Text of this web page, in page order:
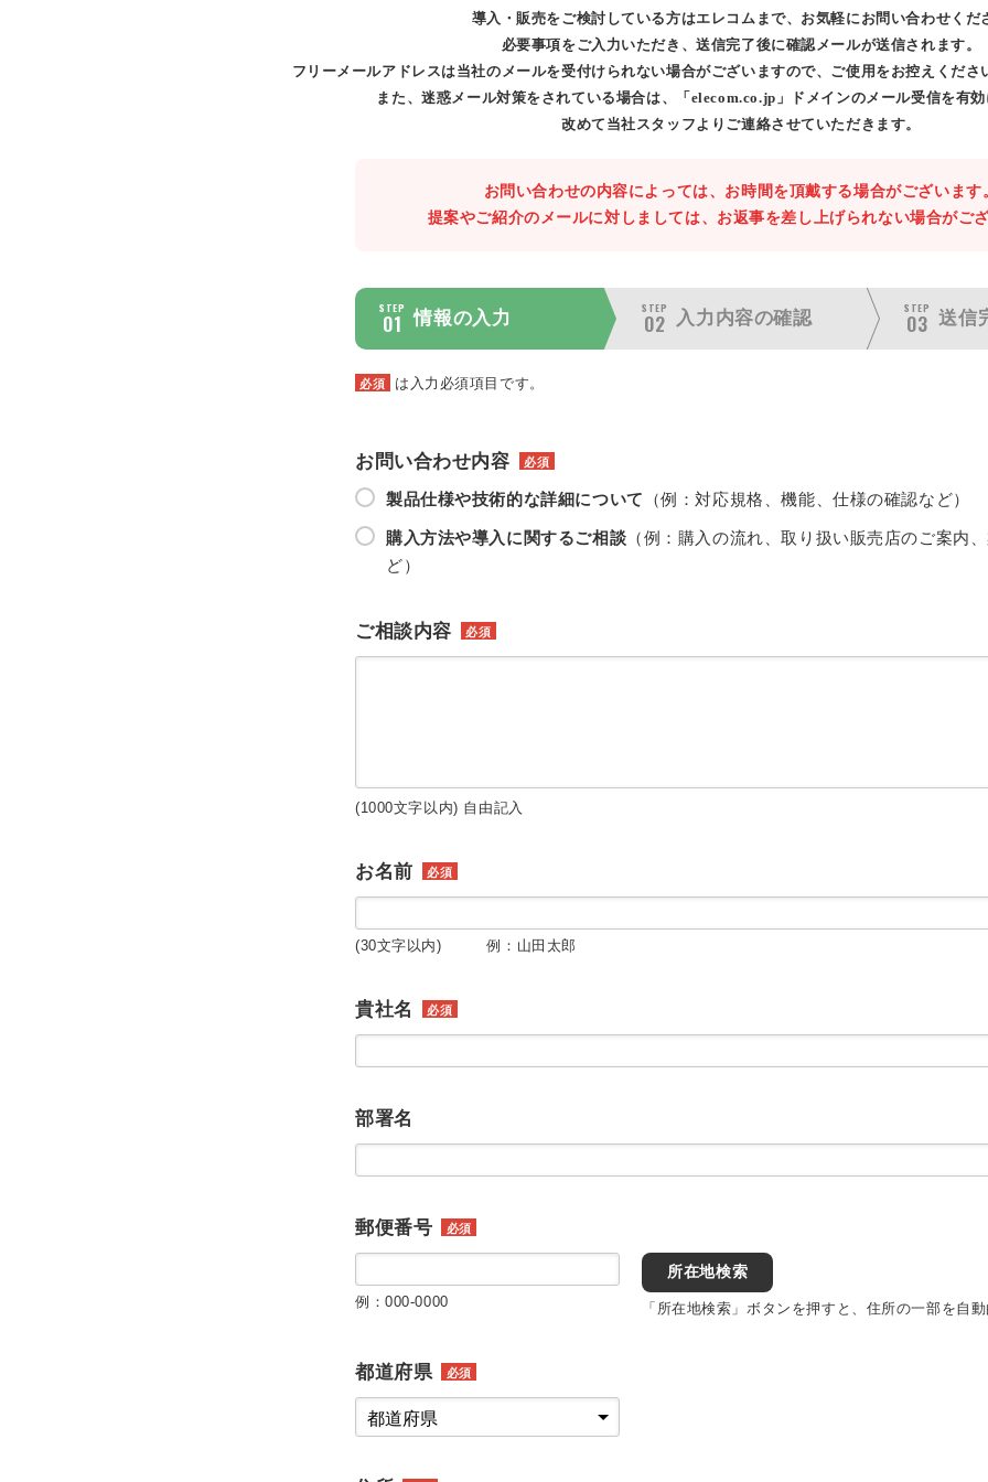
導入・販売をご検討している方はエレコムまで、お気軽にお問い合わせくだ
必要事項をご入力いただき、送信完了後に確認メールが送信されます。
フリーメールアドレスは当社のメールを受付けられない場合がございますので、ご使用をお控えくださ
また、迷惑メール対策をされている場合は、「elecom.co.jp」ドメインのメール受信を有効
改めて当社スタッフよりご連絡させていただきます。
お問い合わせの内容によっては、お時間を頂戴する場合がございます
提案やご紹介のメールに対しましては、お返事を差し上げられない場合がござ
STEP
01 情報の入力
STEP
02 入力内容の確認
STEP
03 送信
必須 は入力必須項目です。
お問い合わせ内容 必須
製品仕様や技術的な詳細について （例：対応規格、機能、仕様の確認など）
購入方法や導入に関するご相談 （例：購入の流れ、取り扱い販売店のご案内
ど）
ご相談内容 必須
(1000文字以内) 自由記入
お名前 必須
(30文字以内) 例：山田太郎
貴社名 必須
部署名
郵便番号 必須
例：000-0000
所在地検索
「所在地検索」ボタンを押すと、住所の一部を自動
都道府県 必須